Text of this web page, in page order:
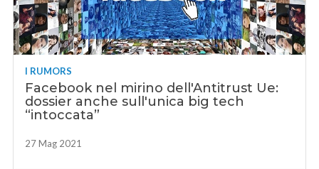
I RUMORS
Facebook nel mirino dell'Antitrust Ue:
dossier anche sull'unica big tech
“intoccata”
27 Mag 2021